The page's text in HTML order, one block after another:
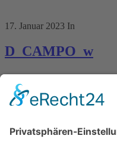
17. Januar 2023 In
D_CAMPO_w
Kontakt
Königstraße 28